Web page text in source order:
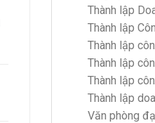
Thành lập
Thành lập
Thành lập
Thành lập
Thành lập
Thành lập
Văn phòng